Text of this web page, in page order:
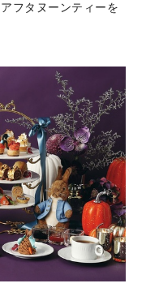
フタヌーンティーを